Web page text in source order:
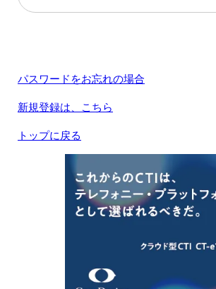
パスワードをお忘れの場合
新規登録は、こちら
トップに戻る